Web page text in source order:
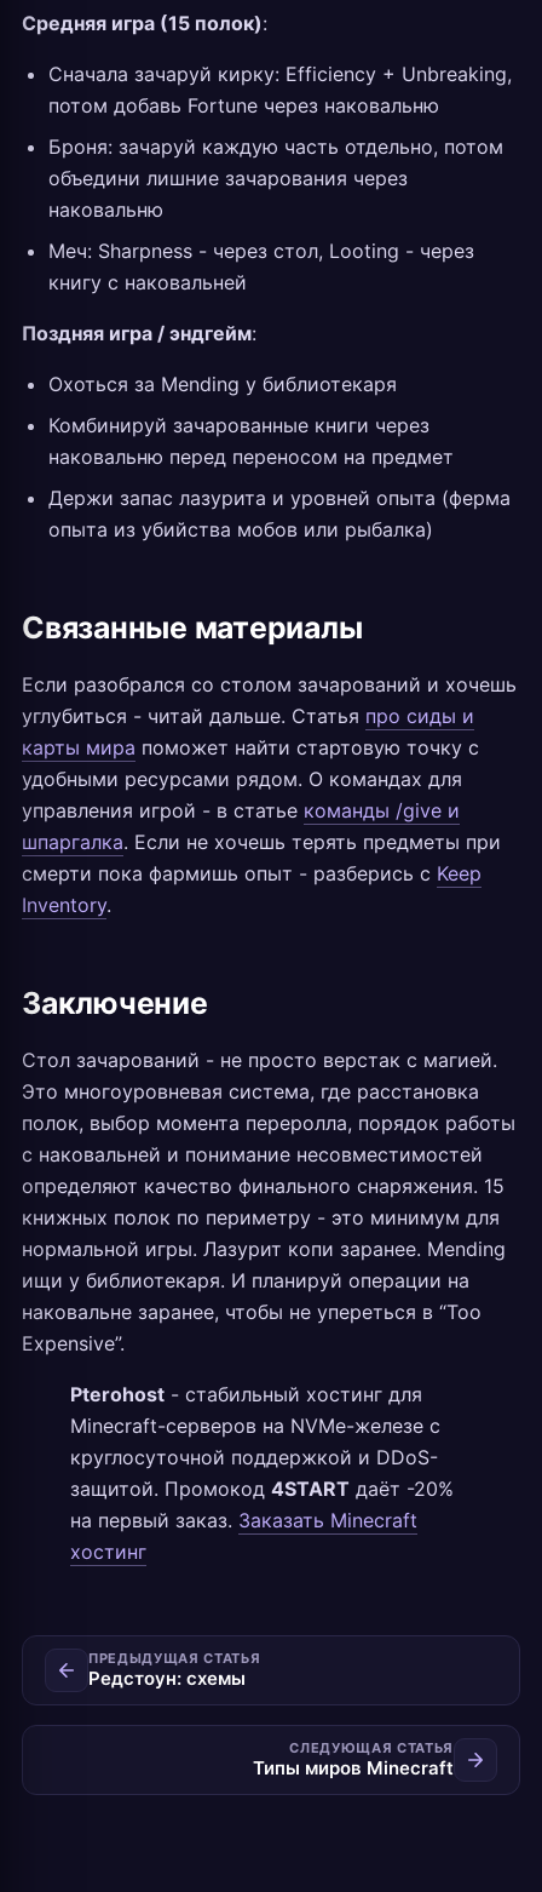
Средняя игра (15 полок):
Сначала зачаруй кирку: Efficiency + Unbreaking,
потом добавь Fortune через наковальню
Броня: зачаруй каждую часть отдельно, потом
объедини лишние зачарования через
наковальню
Меч: Sharpness - через стол, Looting - через
книгу с наковальней
Поздняя игра / эндгейм:
Охоться за Mending у библиотекаря
Комбинируй зачарованные книги через
наковальню перед переносом на предмет
Держи запас лазурита и уровней опыта (ферма
опыта из убийства мобов или рыбалка)
Связанные материалы
Если разобрался со столом зачарований и хочешь
углубиться - читай дальше. Статья про сиды и
карты мира поможет найти стартовую точку с
удобными ресурсами рядом. О командах для
управления игрой - в статье команды /give и
шпаргалка. Если не хочешь терять предметы при
смерти пока фармишь опыт - разберись с Keep
Inventory.
Заключение
Стол зачарований - не просто верстак с магией.
Это многоуровневая система, где расстановка
полок, выбор момента переролла, порядок работы
с наковальней и понимание несовместимостей
определяют качество финального снаряжения. 15
книжных полок по периметру - это минимум для
нормальной игры. Лазурит копи заранее. Mending
ищи у библиотекаря. И планируй операции на
наковальне заранее, чтобы не упереться в “Too
Expensive”.
Pterohost - стабильный хостинг для
Minecraft-серверов на NVMe-железе с
круглосуточной поддержкой и DDoS-
защитой. Промокод 4START даёт -20%
на первый заказ. Заказать Minecraft
хостинг
ПРЕДЫДУЩАЯ СТАТЬЯ
Редстоун: схемы
СЛЕДУЮЩАЯ СТАТЬЯ
Типы миров Minecraft